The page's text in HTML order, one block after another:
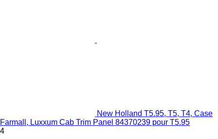
New Holland T5.95, T5, T4, Case
Farmall, Luxxum Cab Trim Panel 84370239 pour T5.95
4